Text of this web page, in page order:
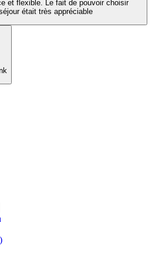
et flexible. Le fait de pouvoir choisir
était très appréciable